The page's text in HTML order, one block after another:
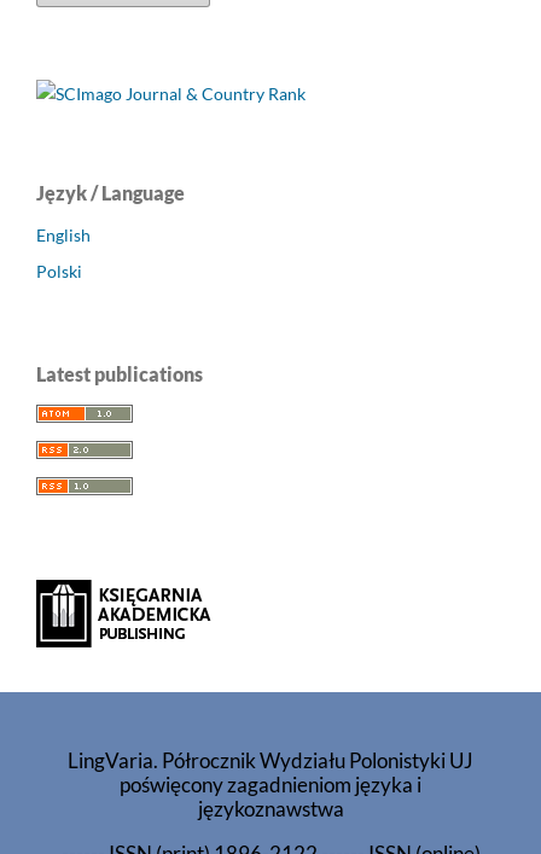
Język / Language
English
Polski
Latest publications
LingVaria. Półrocznik Wydziału Polonistyki UJ
poświęcony zagadnieniom języka i
językoznawstwa